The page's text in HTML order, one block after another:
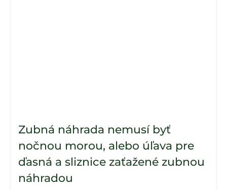
Zubná náhrada nemusí byť
nočnou morou, alebo úľava pre
ďasná a sliznice zaťažené zubnou
náhradou